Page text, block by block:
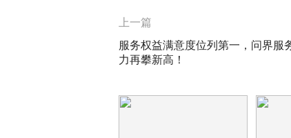
上一篇
服务权益满意度位列第一，问界服
力再攀新高！